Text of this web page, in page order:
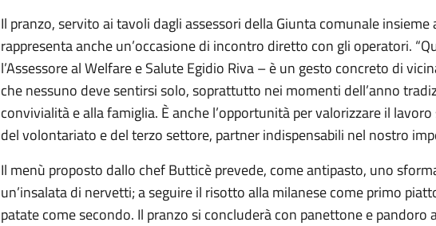
Il pranzo, servito ai tavoli dagli assessori della Giunta comunale
rappresenta anche un’occasione di incontro diretto con gli operatori.
l’Assessore al Welfare e Salute Egidio Riva – è un gesto concreto di
che nessuno deve sentirsi solo, soprattutto nei momenti dell’anno
convivialità e alla famiglia. È anche l’opportunità per valorizzare il
del volontariato e del terzo settore, partner indispensabili nel nostro
Il menù proposto dallo chef Butticè prevede, come antipasto, uno
un’insalata di nervetti; a seguire il risotto alla milanese come primo
patate come secondo. Il pranzo si concluderà con panettone e pandoro